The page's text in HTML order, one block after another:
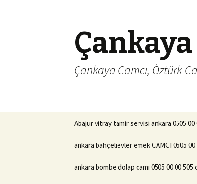
Çankaya Camcı, Öztürk
İçeriğe
Abajur vitray tamir servisi ankara 0505 00
ankara bahçelievler emek CAMCI 0505 00
ankara bombe dolap camı 0505 00 00 505